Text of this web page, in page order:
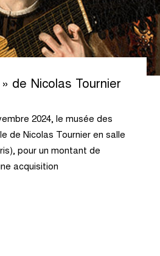
de Nicolas Tournier
2024, le musée des
de Nicolas Tournier en salle
pour un montant de
acquisition